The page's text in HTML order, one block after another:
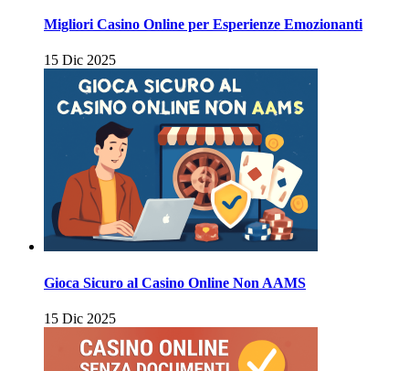
Migliori Casino Online per Esperienze Emozionanti
15 Dic 2025
Gioca Sicuro al Casino Online Non AAMS
15 Dic 2025